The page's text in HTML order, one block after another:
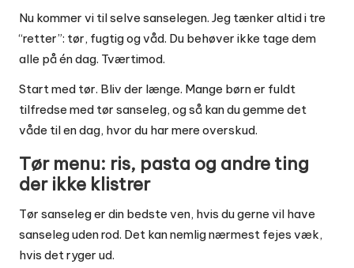
Nu kommer vi til selve sanselegen. Jeg tænker altid i tre
“retter”: tør, fugtig og våd. Du behøver ikke tage dem
alle på én dag. Tværtimod.
Start med tør. Bliv der længe. Mange børn er fuldt
tilfredse med tør sanseleg, og så kan du gemme det
våde til en dag, hvor du har mere overskud.
Tør menu: ris, pasta og andre ting
der ikke klistrer
Tør sanseleg er din bedste ven, hvis du gerne vil have
sanseleg uden rod. Det kan nemlig nærmest fejes væk,
hvis det ryger ud.